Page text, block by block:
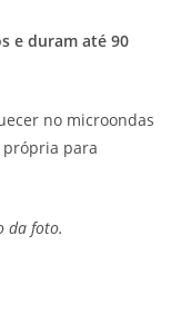
e duram até 90
no microondas
própria para
da foto.